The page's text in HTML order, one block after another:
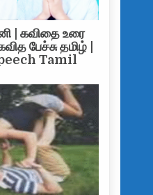
| கவிதை உரை
பேச்சு தமிழ் |
Tamil